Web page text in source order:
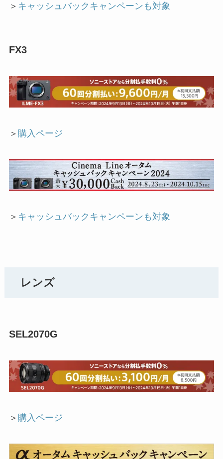
＞ キャッシュバックキャンペーンも対象
FX3
＞ 購入ページ
＞ キャッシュバックキャンペーンも対象
レンズ
SEL2070G
＞ 購入ページ